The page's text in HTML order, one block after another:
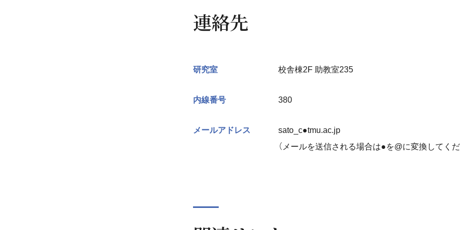
連絡先
研究室 校舎棟2F 助教室235
内線番号 380
メールアドレス
sato_c●tmu.ac.jp
（メールを送信される場合は●を@に変換してくだ